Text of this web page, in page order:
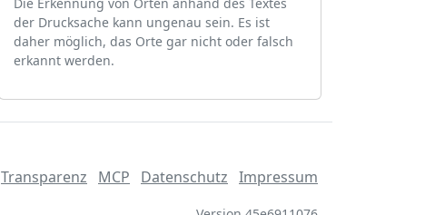
der Drucksache kann ungenau sein. Es ist
daher möglich, das Orte gar nicht oder falsch
erkannt werden.
Transparenz MCP Datenschutz Impressum